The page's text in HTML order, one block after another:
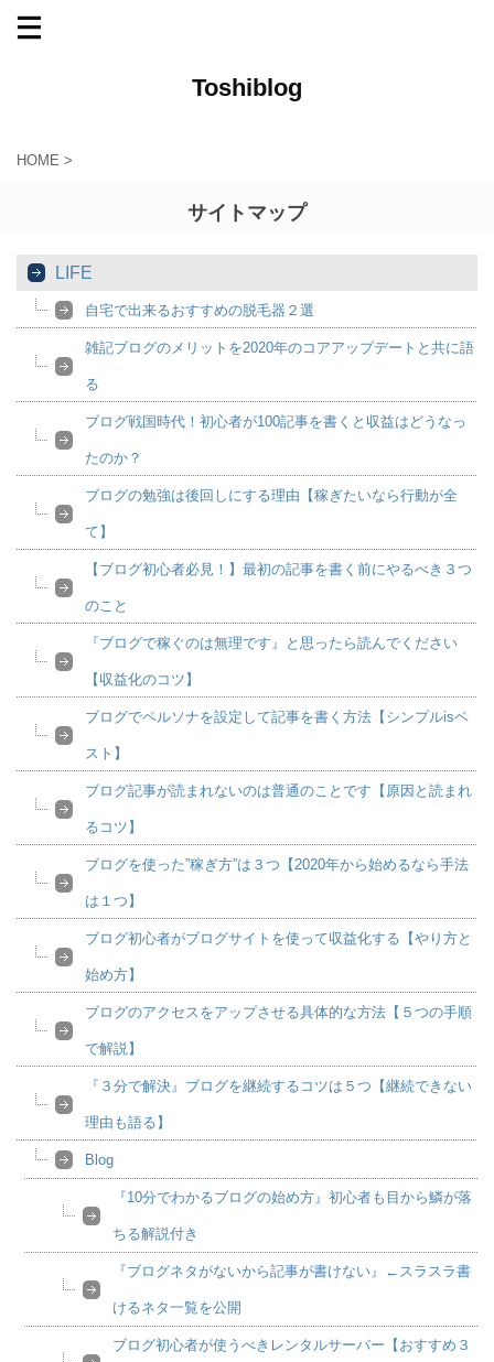
Toshiblog
HOME >
サイトマップ
LIFE
自宅で出来るおすすめの脱毛器２選
雑記ブログのメリットを2020年のコアアップデートと共に語
る
ブログ戦国時代！初心者が100記事を書くと収益はどうなっ
たのか？
ブログの勉強は後回しにする理由【稼ぎたいなら行動が全
て】
【ブログ初心者必見！】最初の記事を書く前にやるべき３つ
のこと
『ブログで稼ぐのは無理です』と思ったら読んでください
【収益化のコツ】
ブログでペルソナを設定して記事を書く方法【シンプルisベ
スト】
ブログ記事が読まれないのは普通のことです【原因と読まれ
るコツ】
ブログを使った”稼ぎ方”は３つ【2020年から始めるなら手法
は１つ】
ブログ初心者がブログサイトを使って収益化する【やり方と
始め方】
ブログのアクセスをアップさせる具体的な方法【５つの手順
で解説】
『３分で解決』ブログを継続するコツは５つ【継続できない
理由も語る】
Blog
『10分でわかるブログの始め方』初心者も目から鱗が落
ちる解説付き
『ブログネタがないから記事が書けない』←スラスラ書
けるネタ一覧を公開
ブログ初心者が使うべきレンタルサーバー【おすすめ３